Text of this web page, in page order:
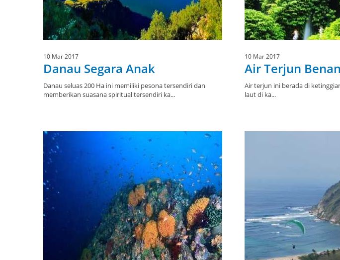
10 Mar 2017
Danau Segara Anak
Danau seluas 200 Ha ini memiliki pesona tersendiri dan
memberikan suasana spiritual tersendiri ka...
10 Mar 2017
Air Terjun
Air terjun ini berada di
laut di ka...